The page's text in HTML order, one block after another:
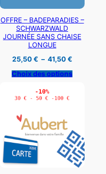
OFFRE – BADEPARADIES –
SCHWARZWALD
JOURNÉE SANS CHAISE
LONGUE
25,50 € – 41,50 €Plage
prix :
25,50 €
Choix des options